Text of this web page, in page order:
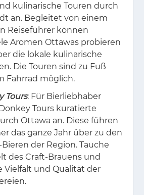
kulinarische Touren durch
an. Begleitet von einem
Reiseführer können
Aromen Ottawas probieren
die lokale kulinarische
Die Touren sind zu Fuß
Fahrrad möglich.
Tours: Für Bierliebhaber
Tours kuratierte
Ottawa an. Diese führen
das ganze Jahr über zu den
der Region. Tauche
des Craft-Brauens und
Vielfalt und Qualität der